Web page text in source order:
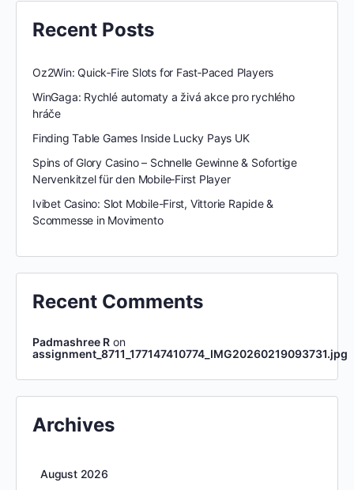
Recent Posts
Oz2Win: Quick‑Fire Slots for Fast‑Paced Players
WinGaga: Rychlé automaty a živá akce pro rychlého
hráče
Finding Table Games Inside Lucky Pays UK
Spins of Glory Casino – Schnelle Gewinne & Sofortige
Nervenkitzel für den Mobile‑First Player
Ivibet Casino: Slot Mobile-First, Vittorie Rapide &
Scommesse in Movimento
Recent Comments
Padmashree R on
assignment_8711_177147410774_IMG20260219093731.jpg
Archives
August 2026